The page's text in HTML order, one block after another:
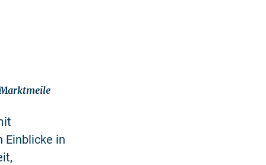
Einblicke in